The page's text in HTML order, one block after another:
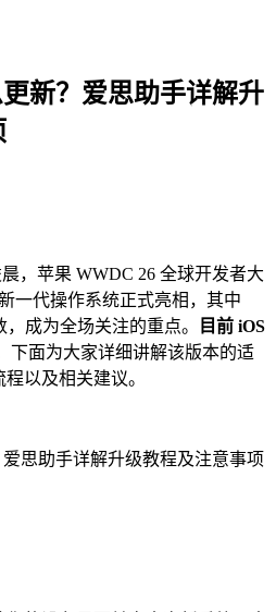
新？爱思助手详解升
，苹果 WWDC 26 全球开发者大
一代操作系统正式亮相，其中
成为全场关注的重点。
目前 iOS
下面为大家详细讲解该版本的适
以及相关建议。